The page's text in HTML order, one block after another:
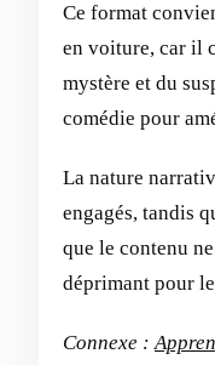
Ce format
en voiture, car il
mystère et du
comédie pour
La nature
engagés, tandis
que le contenu
déprimant pour
Connexe :